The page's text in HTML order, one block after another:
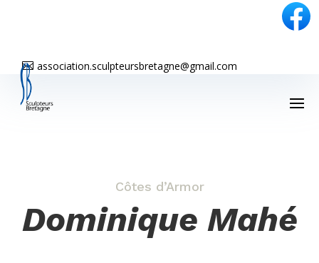
 association.sculpteursbretagne@gmail.com
Côtes d’Armor
Dominique Mahé